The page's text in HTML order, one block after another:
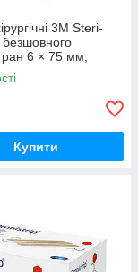
3M Steri-
ран 6 × 75 мм,
смужки для
рани.
Купити